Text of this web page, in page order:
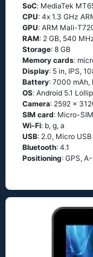
SoC: МеdiаТеk
CPU: 4х 1.3 GНz
GPU: ARM Mali-
RAM: 2 GB, 540
Storage: 8 GB
Memory cards:
Display: 5 in, IPS,
Battery: 7000 mAh,
OS: Аndrоid 5.1
Camera: 2592 x
SIM card: Micro-SIM
Wi-Fi: b, g, а
USB: 2.0, Micro USB
Bluetooth: 4.1
Positioning: GРS,